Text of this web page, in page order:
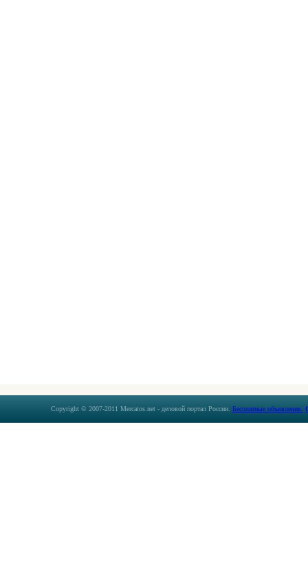
Copyright © 2007-2011 Mercatos.net - деловой портал России. Бесплатные объявления.